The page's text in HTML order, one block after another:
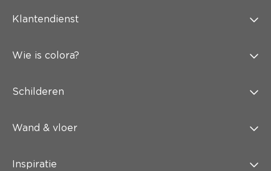
Klantendienst
Wie is colora?
Schilderen
Wand & vloer
Inspiratie